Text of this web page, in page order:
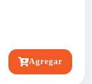
Agregar